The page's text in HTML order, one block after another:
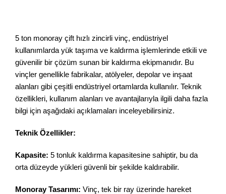
5 ton monoray çift hızlı zincirli vinç, endüstriyel
kullanımlarda yük taşıma ve kaldırma işlemlerinde etkili ve
güvenilir bir çözüm sunan bir kaldırma ekipmanıdır. Bu
vinçler genellikle fabrikalar, atölyeler, depolar ve inşaat
alanları gibi çeşitli endüstriyel ortamlarda kullanılır. Teknik
özellikleri, kullanım alanları ve avantajlarıyla ilgili daha fazla
bilgi için aşağıdaki açıklamaları inceleyebilirsiniz.
Teknik Özellikler:
Kapasite: 5 tonluk kaldırma kapasitesine sahiptir, bu da
orta düzeyde yükleri güvenli bir şekilde kaldırabilir.
Monoray Tasarımı: Vinç, tek bir ray üzerinde hareket